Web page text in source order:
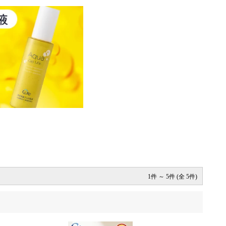
1件 ～ 5件 (全 5件)